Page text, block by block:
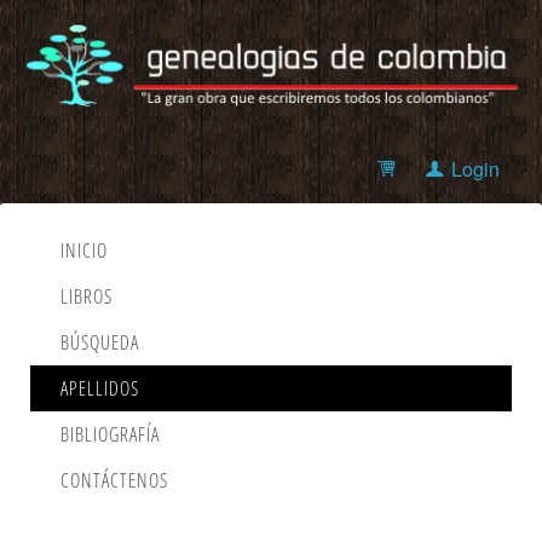
Login
INICIO
LIBROS
BÚSQUEDA
APELLIDOS
BIBLIOGRAFÍA
CONTÁCTENOS